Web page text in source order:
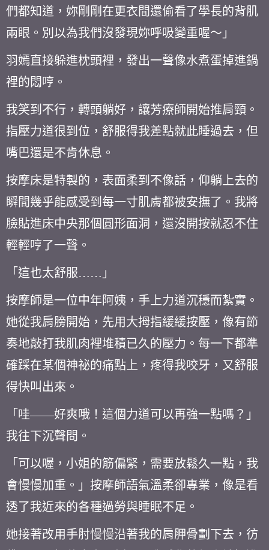
們都知道，妳剛剛在更衣間還偷看了學長的背肌
兩眼。別以為我們沒發現妳呼吸變重喔～」
羽嫣直接躲進枕頭裡，發出一聲像水煮蛋掉進鍋
裡的悶哼。
我笑到不行，轉頭躺好，讓芳療師開始推肩頸。
指壓力道很到位，舒服得我差點就此睡過去，但
嘴巴還是不肯休息。
按摩床是特製的，表面柔到不像話，仰躺上去的
瞬間幾乎能感受到每一寸肌膚都被安撫了。我將
臉貼進床中央那個圓形面洞，還沒開按就忍不住
輕輕哼了一聲。
「這也太舒服……」
按摩師是一位中年阿姨，手上力道沉穩而紮實。
她從我肩膀開始，先用大拇指緩緩按壓，像有節
奏地敲打我肌肉裡堆積已久的壓力。每一下都準
確踩在某個神祕的痛點上，疼得我咬牙，又舒服
得快叫出來。
「哇——好爽哦！這個力道可以再強一點嗎？」
我往下沉聲問。
「可以喔，小姐的筋偏緊，需要放鬆久一點，我
會慢慢加重。」按摩師語氣溫柔卻專業，像是看
透了我近來的各種過勞與睡眠不足。
她接著改用手肘慢慢沿著我的肩胛骨劃下去，彷